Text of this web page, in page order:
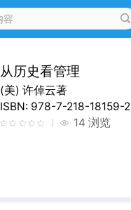
从历史看管理
(美) 许倬云著
ISBN: 978-7-218-18159-2
14 浏览